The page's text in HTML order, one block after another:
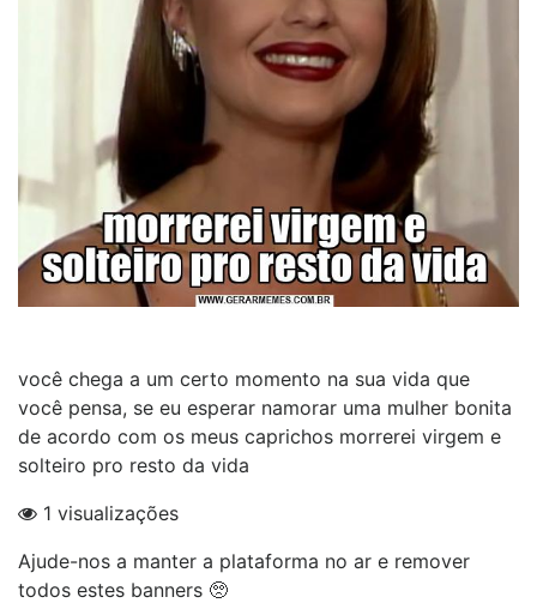
você chega a um certo momento na sua vida que
você pensa, se eu esperar namorar uma mulher bonita
de acordo com os meus caprichos morrerei virgem e
solteiro pro resto da vida
1 visualizações
Ajude-nos a manter a plataforma no ar e remover
todos estes banners 🥺